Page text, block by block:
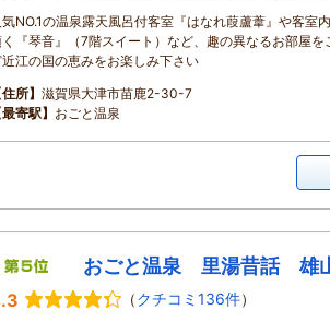
NO.1の温泉露天風呂付客室『はなれ葭蘆葦』や客室
『琴音』（7階スイート）など、趣の異なるお部屋
江の国の恵みをお楽しみ下さい
所】 滋賀県大津市苗鹿2-30-7
寄駅】 おごと温泉
おごと温泉 里湯昔話 雄
（クチコミ136件）